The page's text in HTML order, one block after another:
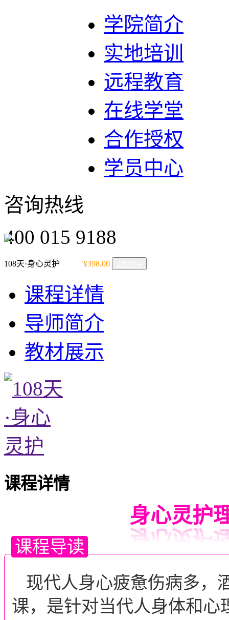
学院简介
实地培训
远程教育
在线学堂
合作授权
学员中心
咨询热线
400 015 9188
108天·身心灵护 ¥398.00
课程详情
导师简介
教材展示
课程详情
身心灵护
课程导读
现代人身心疲惫伤病多，
课，是针对当代人身体和